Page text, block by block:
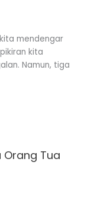
mendengar
kita
Namun, tiga
Tua